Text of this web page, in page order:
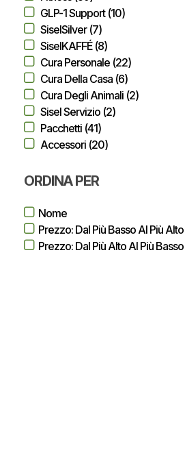
GLP-1 Support (10)
SiselSilver (7)
SiselKAFFÉ (8)
Cura Personale (22)
Cura Della Casa (6)
Cura Degli Animali (2)
Sisel Servizio (2)
Pacchetti (41)
Accessori (20)
ORDINA PER
Nome
Prezzo: Dal Più Basso Al Più Alto
Prezzo: Dal Più Alto Al Più Basso